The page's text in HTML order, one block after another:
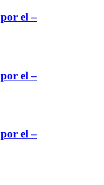
el –
el –
el –